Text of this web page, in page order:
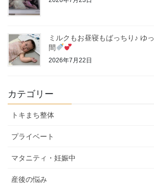
ミルクもお昼寝もばっちり♪ ゆ
間
2026年7月22日
カテゴリー
トキまち整体
プライベート
マタニティ・妊娠中
産後の悩み